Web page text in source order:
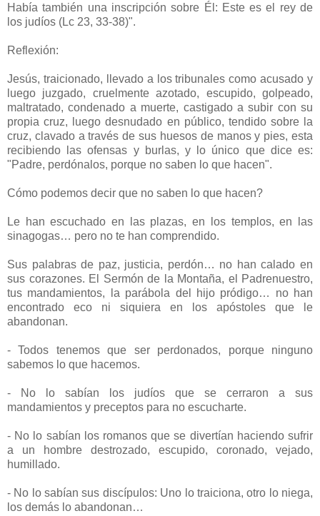
Había también una inscripción sobre Él: Este es el rey de
los judíos (Lc 23, 33-38)".
Reflexión:
Jesús, traicionado, llevado a los tribunales como acusado y
luego juzgado, cruelmente azotado, escupido, golpeado,
maltratado, condenado a muerte, castigado a subir con su
propia cruz, luego desnudado en público, tendido sobre la
cruz, clavado a través de sus huesos de manos y pies, esta
recibiendo las ofensas y burlas, y lo único que dice es:
"Padre, perdónalos, porque no saben lo que hacen".
Cómo podemos decir que no saben lo que hacen?
Le han escuchado en las plazas, en los templos, en las
sinagogas… pero no te han comprendido.
Sus palabras de paz, justicia, perdón… no han calado en
sus corazones. El Sermón de la Montaña, el Padrenuestro,
tus mandamientos, la parábola del hijo pródigo… no han
encontrado eco ni siquiera en los apóstoles que le
abandonan.
- Todos tenemos que ser perdonados, porque ninguno
sabemos lo que hacemos.
- No lo sabían los judíos que se cerraron a sus
mandamientos y preceptos para no escucharte.
- No lo sabían los romanos que se divertían haciendo sufrir
a un hombre destrozado, escupido, coronado, vejado,
humillado.
- No lo sabían sus discípulos: Uno lo traiciona, otro lo niega,
los demás lo abandonan…